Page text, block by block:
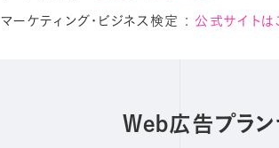
マーケティング・ビジネス検定 : 公式サイトは
Web広告プラ